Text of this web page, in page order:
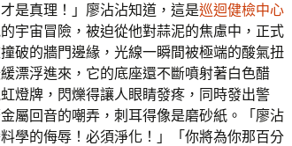
是真理！」廖沾沾知道，這是巡迴健檢中心
宇宙冒險，被迫從他對蒜泥的焦慮中，正式
破的牆門邊緣，光線一瞬間被極端的酸氣扭
漂浮進來，它的底座還不斷噴射著白色醋
燈牌，閃爍得讓人眼睛發疼，同時發出警
屬回音的嘲弄，刺耳得像是磨砂紙。「廖沾
學的侮辱！必須淨化！」「你將為你那百分